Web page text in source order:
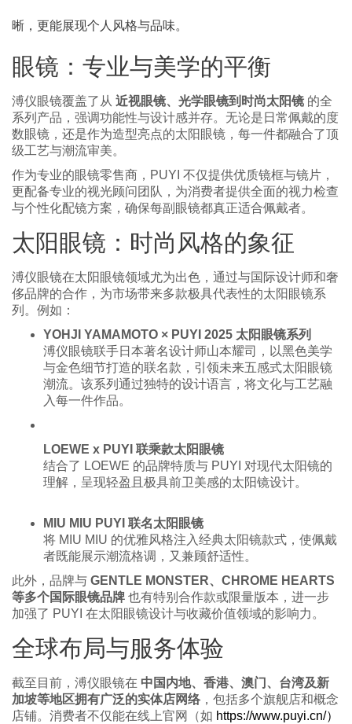
晰，更能展现个人风格与品味。
眼镜：专业与美学的平衡
溥仪眼镜覆盖了从 近视眼镜、光学眼镜到时尚太阳镜 的全
系列产品，强调功能性与设计感并存。无论是日常佩戴的度
数眼镜，还是作为造型亮点的太阳眼镜，每一件都融合了顶
级工艺与潮流审美。
作为专业的眼镜零售商，PUYI 不仅提供优质镜框与镜片，
更配备专业的视光顾问团队，为消费者提供全面的视力检查
与个性化配镜方案，确保每副眼镜都真正适合佩戴者。
太阳眼镜：时尚风格的象征
溥仪眼镜在太阳眼镜领域尤为出色，通过与国际设计师和奢
侈品牌的合作，为市场带来多款极具代表性的太阳眼镜系
列。例如：
YOHJI YAMAMOTO × PUYI 2025 太阳眼镜系列
溥仪眼镜联手日本著名设计师山本耀司，以黑色美学
与金色细节打造的联名款，引领未来五感式太阳眼镜
潮流。该系列通过独特的设计语言，将文化与工艺融
入每一件作品。
LOEWE x PUYI 联乘款太阳眼镜
结合了 LOEWE 的品牌特质与 PUYI 对现代太阳镜的
理解，呈现轻盈且极具前卫美感的太阳镜设计。
MIU MIU PUYI 联名太阳眼镜
将 MIU MIU 的优雅风格注入经典太阳镜款式，使佩戴
者既能展示潮流格调，又兼顾舒适性。
此外，品牌与 GENTLE MONSTER、CHROME HEARTS
等多个国际眼镜品牌 也有特别合作款或限量版本，进一步
加强了 PUYI 在太阳眼镜设计与收藏价值领域的影响力。
全球布局与服务体验
截至目前，溥仪眼镜在 中国内地、香港、澳门、台湾及新
加坡等地区拥有广泛的实体店网络，包括多个旗舰店和概念
店铺。消费者不仅能在线上官网（如 https://www.puyi.cn/）